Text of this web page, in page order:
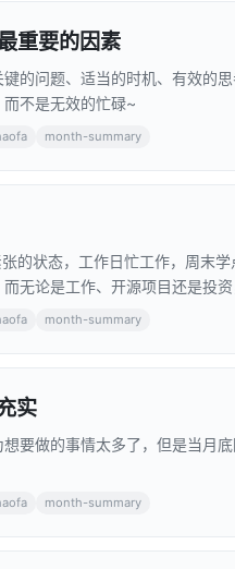
重要的因素
的问题、适当的时机、有效的思
不是无效的忙碌~
month-summary
的状态，工作日忙工作，周末
无论是工作、开源项目还是投
month-summary
实
要做的事情太多了，但是当月
month-summary